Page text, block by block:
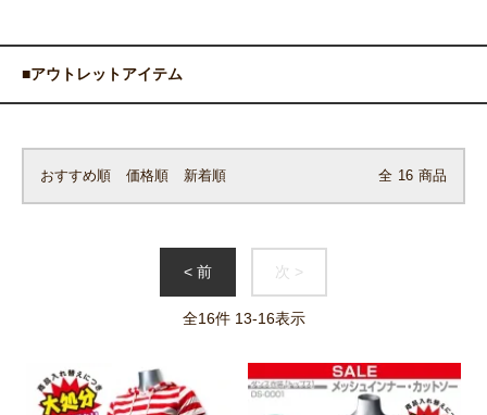
■アウトレットアイテム
おすすめ順 価格順 新着順 全 16 商品
< 前 次 >
全16件 13-16表示